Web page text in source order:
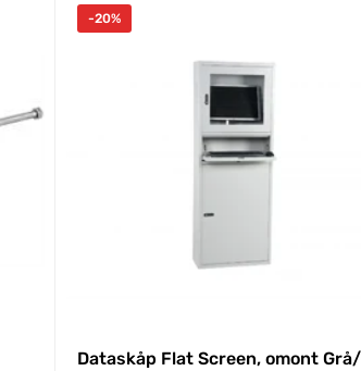
-20%
Dataskåp Flat Screen, omont